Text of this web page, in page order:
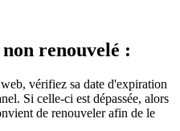
renouvelé :
vérifiez sa date d'expiration
Si celle-ci est dépassée, alors
de renouveler afin de le